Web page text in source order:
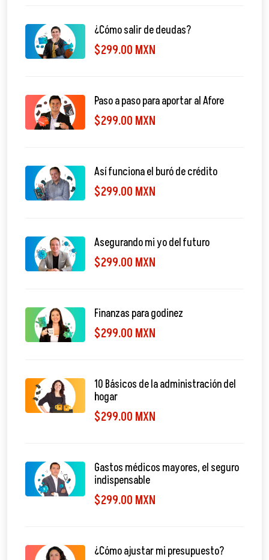
¿Cómo salir de deudas?
$299.00 MXN
Paso a paso para aportar al Afore
$299.00 MXN
Así funciona el buró de crédito
$299.00 MXN
Asegurando mi yo del futuro
$299.00 MXN
Finanzas para godinez
$299.00 MXN
10 Básicos de la administración del
hogar
$299.00 MXN
Gastos médicos mayores, el seguro
indispensable
$299.00 MXN
¿Cómo ajustar mi presupuesto?